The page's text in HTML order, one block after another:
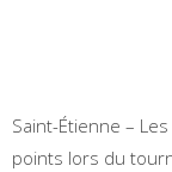
Saint-Étienne –
points lors du